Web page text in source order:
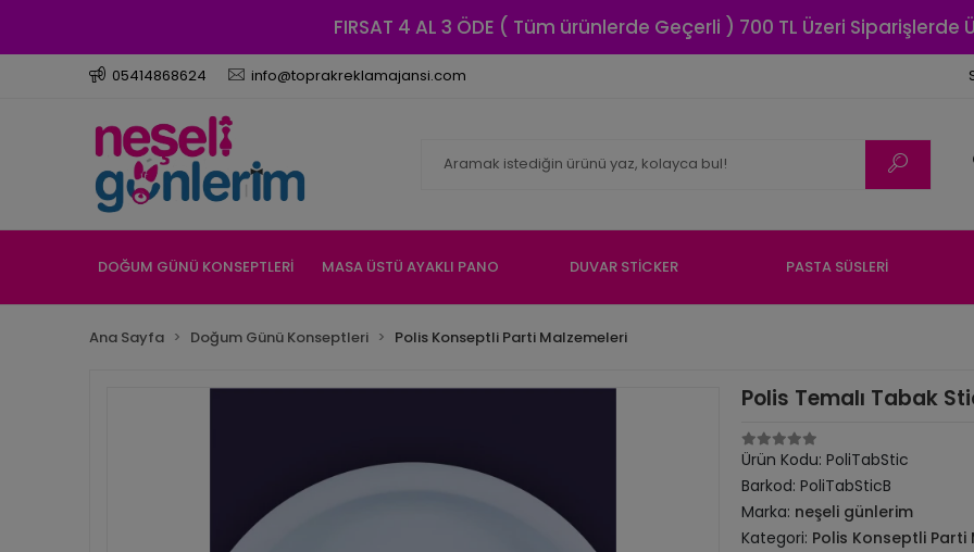
FIRSAT 4 AL 3 ÖDE ( Tüm ürünlerde Geçerli ) 700 TL Üzeri Siparişlerde
05414868624 info@toprakreklamajansi.com
DOĞUM GÜNÜ KONSEPTLERİ MASA ÜSTÜ AYAKLI PANO DUVAR STİCKER PASTA SÜSLERİ
Ana Sayfa Doğum Günü Konseptleri Polis Konseptli Parti Malzemeleri
Polis Temalı Tabak
Ürün Kodu: PoliTabStic
Barkod: PoliTabSticB
Marka: neşeli günlerim
Kategori: Polis Konseptli Parti